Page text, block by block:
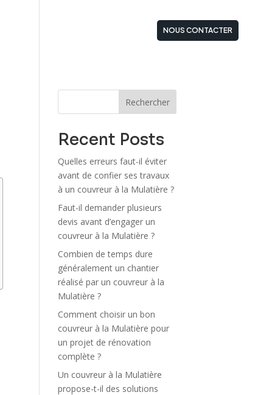
NOUS CONTACTER
Rechercher
Recent Posts
Quelles erreurs faut-il éviter
avant de confier ses travaux
à un couvreur à la Mulatière ?
Faut-il demander plusieurs
devis avant d’engager un
couvreur à la Mulatière ?
Combien de temps dure
généralement un chantier
réalisé par un couvreur à la
Mulatière ?
Comment choisir un bon
couvreur à la Mulatière pour
un projet de rénovation
complète ?
Un couvreur à la Mulatière
propose-t-il des solutions